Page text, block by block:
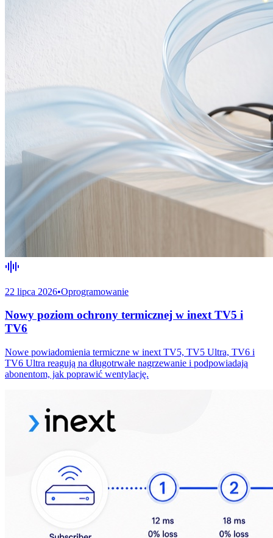
22 lipca 2026•Oprogramowanie
Nowy poziom ochrony termicznej w inext TV5 i
TV6
Nowe powiadomienia termiczne w inext TV5, TV5 Ultra, TV6 i
TV6 Ultra reagują na długotrwałe nagrzewanie i podpowiadają
abonentom, jak poprawić wentylację.